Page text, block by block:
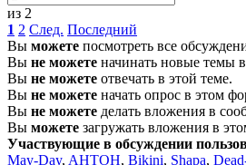
из 2
1 2 След. Последний
Вы можете посмотреть все
Вы не можете начинать новые темы
Вы не можете отвечать в этой теме.
Вы не можете начать опрос в этом
Вы не можете делать вложения в
Вы можете загружать вложения в
Участвующие в обсуждении
May-Day, AHTOH, Bikini, Shapa,